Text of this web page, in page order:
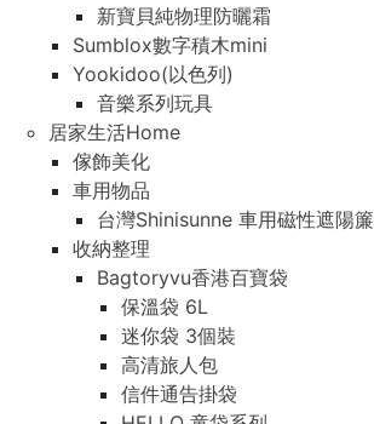
新寶貝純物理防曬霜
Sumblox數字積木mini
Yookidoo(以色列)
音樂系列玩具
居家生活Home
傢飾美化
車用物品
台灣Shinisunne 車用磁性遮陽簾
收納整理
Bagtoryvu香港百寶袋
保溫袋 6L
迷你袋 3個裝
高清旅人包
信件通告掛袋